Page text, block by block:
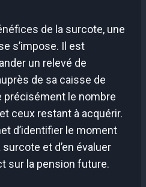
de la surcote, une
s’impose. Il est
un relevé de
de sa caisse de
précisément le nombre
ceux restant à acquérir.
d’identifier le moment
et d’en évaluer
sur la pension future.